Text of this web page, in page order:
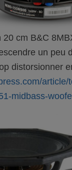
20 cm B&C
un peu
distorsionner
article/
midbass-